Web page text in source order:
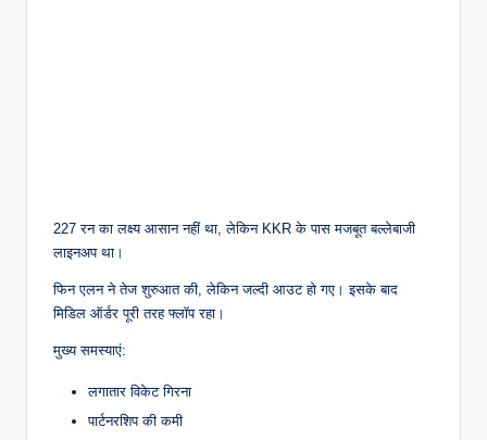
227 रन का लक्ष्य आसान नहीं था, लेकिन KKR के पास मजबूत बल्लेबाजी
लाइनअप था।
फिन एलन ने तेज शुरुआत की, लेकिन जल्दी आउट हो गए। इसके बाद
मिडिल ऑर्डर पूरी तरह फ्लॉप रहा।
मुख्य समस्याएं:
लगातार विकेट गिरना
पार्टनरशिप की कमी